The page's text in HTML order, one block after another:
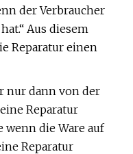
der Verbraucher
Aus diesem
Reparatur einen
nur dann von der
Reparatur
die Ware auf
Reparatur